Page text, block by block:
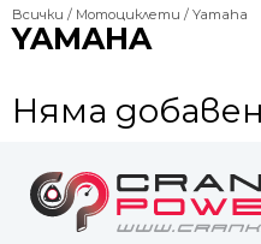
Всички / Мотоциклети / Yamaha
YAMAHA
Няма